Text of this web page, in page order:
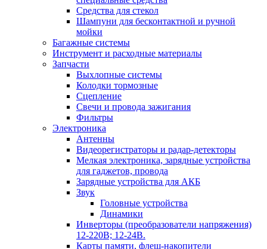
Средства для стекол
Шампуни для бесконтактной и ручной
мойки
Багажные системы
Инструмент и расходные материалы
Запчасти
Выхлопные системы
Колодки тормозные
Сцепление
Свечи и провода зажигания
Фильтры
Электроника
Антенны
Видеорегистраторы и радар-детекторы
Мелкая электроника, зарядные устройства
для гаджетов, провода
Зарядные устройства для АКБ
Звук
Головные устройства
Динамики
Инверторы (преобразователи напряжения)
12-220В; 12-24В.
Карты памяти, флеш-накопители